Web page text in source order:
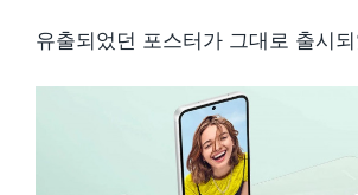
유출되었던 포스터가 그대로 출시